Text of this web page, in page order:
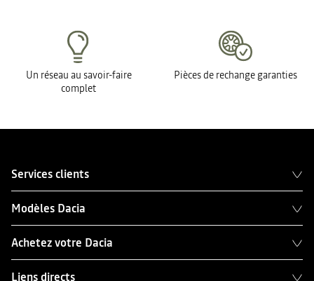
Un réseau au savoir-faire
complet
Pièces de rechange garanties
Services clients
Modèles Dacia
Achetez votre Dacia
Liens directs